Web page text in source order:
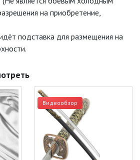
на приобретение,
подставка для размещения на
Видеообзор